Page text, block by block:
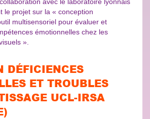
le projet sur la « conception
multisensoriel pour évaluer et
émotionnelles chez les
».
DÉFICIENCES
ET TROUBLES
UCL-IRSA